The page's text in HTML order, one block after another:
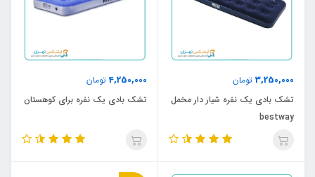
3,250,000 تومان
تشک بادی یک نفره شیار دار مخمل
bestway
4,250,000تومان
تشک بادی یک نفره برای کوهستان